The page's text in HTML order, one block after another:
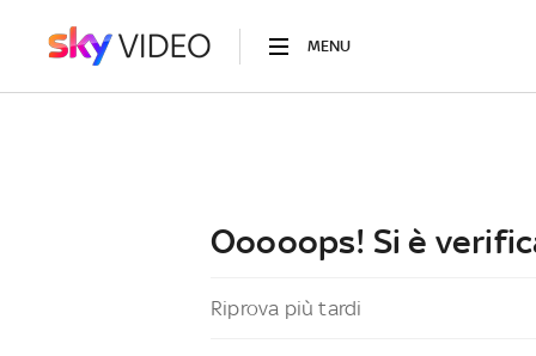
MENU
Ooooops! Si è
Riprova più tardi